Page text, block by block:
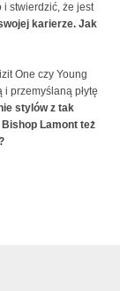
i stwierdzić, że jest
karierze. Jak
One czy Young
przemyślaną płytę
stylów z tak
Lamont też